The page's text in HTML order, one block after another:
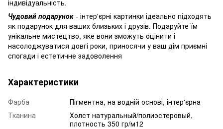
індивідуальність.
Чудовий подарунок - інтер'єрні картинки ідеально підходять
як подарунок для ваших близьких і друзів. Подаруйте їм
унікальне мистецтво, яке вони зможуть оцінити і
насолоджуватися довгі роки, приносячи у ваш дім приємні
спогади і естетичне задоволення
Характеристики
Фарба
Пігментна, на водній основі, інтер'єрна
Тканина
Холст натуральный/полиэстеровый,
плотность 350 гр/м12